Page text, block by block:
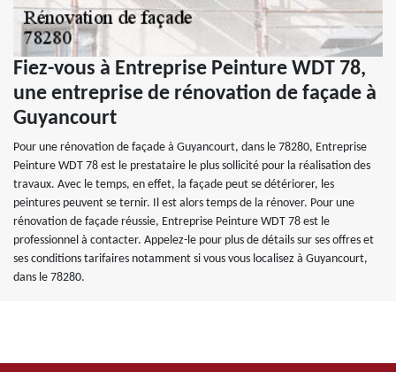
Fiez-vous à Entreprise Peinture WDT 78,
une entreprise de rénovation de façade à
Guyancourt
Pour une rénovation de façade à Guyancourt, dans le 78280, Entreprise
Peinture WDT 78 est le prestataire le plus sollicité pour la réalisation des
travaux. Avec le temps, en effet, la façade peut se détériorer, les
peintures peuvent se ternir. Il est alors temps de la rénover. Pour une
rénovation de façade réussie, Entreprise Peinture WDT 78 est le
professionnel à contacter. Appelez-le pour plus de détails sur ses offres et
ses conditions tarifaires notamment si vous vous localisez à Guyancourt,
dans le 78280.